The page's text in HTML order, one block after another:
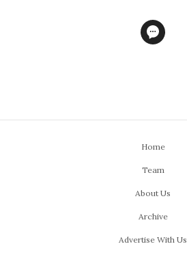
Home
Team
About Us
Archive
Advertise With Us